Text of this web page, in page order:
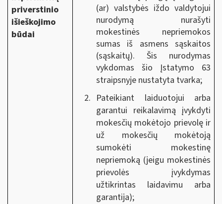
priverstinio
išieškojimo
būdai
(ar) valstybės iždo valdytojui
nurodymą nurašyti
mokestinės nepriemokos
sumas iš asmens sąskaitos
(sąskaitų). Šis nurodymas
vykdomas šio Įstatymo 63
straipsnyje nustatyta tvarka;
Pateikiant laiduotojui arba
garantui reikalavimą įvykdyti
mokesčių mokėtojo prievolę ir
už mokesčių mokėtoją
sumokėti mokestinę
nepriemoką (jeigu mokestinės
prievolės įvykdymas
užtikrintas laidavimu arba
garantija);